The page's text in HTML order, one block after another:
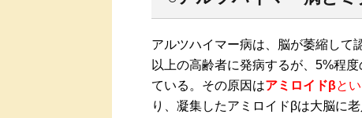
アルツハイマー病は、脳が萎縮して
以上の高齢者に発病するが、5%程
ている。その原因はアミロイドβと
り、凝集したアミロイドβは大脳に